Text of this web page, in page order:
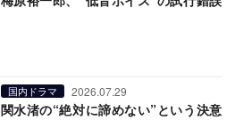
国内ドラマ 2026.07.29
関水渚の“絶対に諦めない”という決意